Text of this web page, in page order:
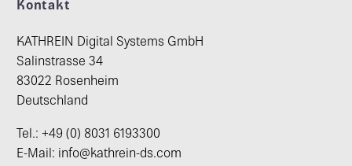
Kontakt
KATHREIN Digital Systems GmbH
Salinstrasse 34
83022 Rosenheim
Deutschland
Tel.: +49 (0) 8031 6193300
E-Mail: info@kathrein-ds.com